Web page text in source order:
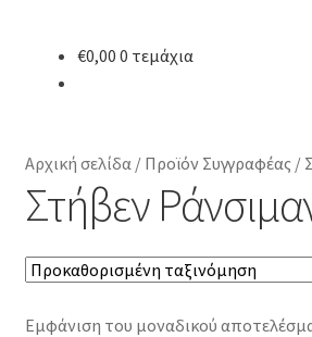
Κατηγορίες Βιβλίων
€0,00 0 τεμάχια
Αρχική σελίδα/ Προϊόν Συγγραφέας /
Στήβεν
Εμφάνιση του μοναδικού